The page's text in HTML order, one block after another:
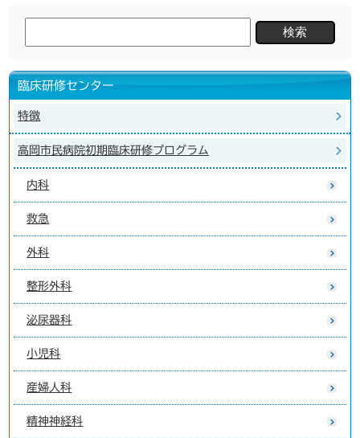
索:
臨床研修センター
特徴
高岡市民病院初期臨床研修プログラム
内科
救急
外科
整形外科
泌尿器科
小児科
産婦人科
精神神経科